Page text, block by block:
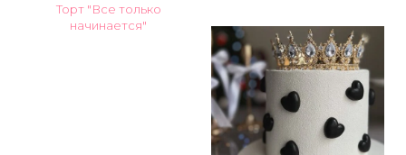
Торт "Все только
начинается"